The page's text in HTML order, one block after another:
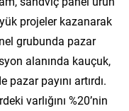
projeler kazanarak
grubunda pazar
alanında kauçuk,
payını artırdı.
varlığını %20’nin